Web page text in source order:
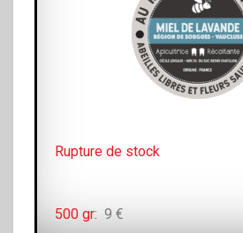
Rupture de stock
500 gr: 9 €